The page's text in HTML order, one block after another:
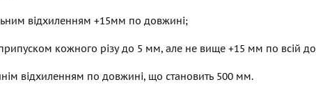
відхиленням +15мм по довжині;
кожного різу до 5 мм, але не вище +15 мм по всій
відхиленням по довжині, що становить 500 мм.